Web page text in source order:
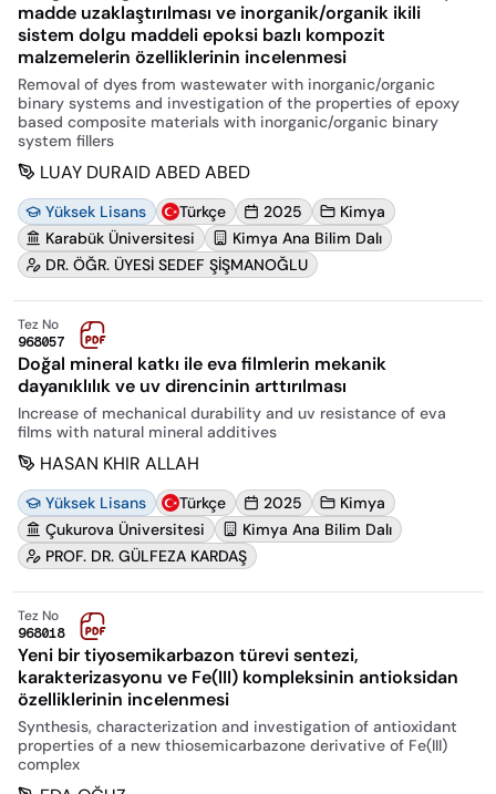
madde uzaklaştırılması ve inorganik/organik ikili
sistem dolgu maddeli epoksi bazlı kompozit
malzemelerin özelliklerinin incelenmesi
Removal of dyes from wastewater with inorganic/organic
binary systems and investigation of the properties of epoxy
based composite materials with inorganic/organic binary
system fillers
LUAY DURAID ABED ABED
Yüksek Lisans Türkçe 2025
Kimya
Karabük Üniversitesi
Kimya Ana Bilim Dalı
DR. ÖĞR. ÜYESİ SEDEF ŞİŞMANOĞLU
Tez No
968057
Doğal mineral katkı ile eva filmlerin mekanik
dayanıklılık ve uv direncinin arttırılması
Increase of mechanical durability and uv resistance of eva
films with natural mineral additives
HASAN KHIR ALLAH
Yüksek Lisans Türkçe 2025
Kimya
Çukurova Üniversitesi
Kimya Ana Bilim Dalı
PROF. DR. GÜLFEZA KARDAŞ
Tez No
968018
Yeni bir tiyosemikarbazon türevi sentezi,
karakterizasyonu ve Fe(III) kompleksinin antioksidan
özelliklerinin incelenmesi
Synthesis, characterization and investigation of antioxidant
properties of a new thiosemicarbazone derivative of Fe(III)
complex